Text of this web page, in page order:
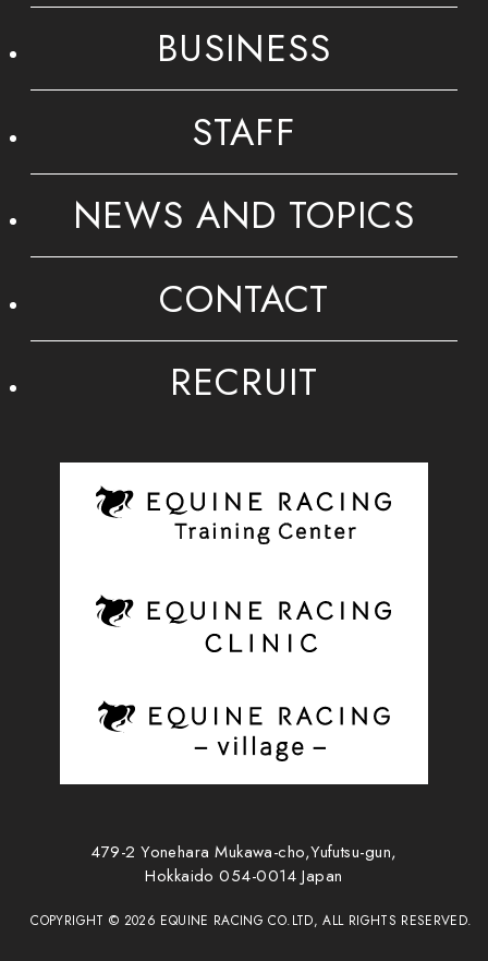
BUSINESS
STAFF
NEWS AND TOPICS
CONTACT
RECRUIT
479-2 Yonehara Mukawa-cho,Yufutsu-gun,
Hokkaido 054-0014 Japan
COPYRIGHT © 2026 EQUINE RACING CO.LTD, ALL RIGHTS RESERVED.